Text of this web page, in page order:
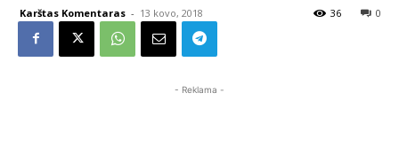
Karštas Komentaras - 13 kovo, 2018 0
36
- Reklama -